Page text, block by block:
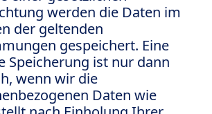
werden die Daten im
der geltenden
gespeichert. Eine
Speicherung ist nur dann
wenn wir die
Daten wie